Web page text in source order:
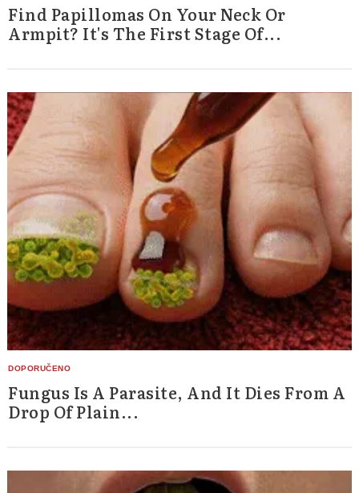
Find Papillomas On Your Neck Or
Armpit? It's The First Stage Of...
Fungus Is A Parasite, And It Dies From A
Drop Of Plain...